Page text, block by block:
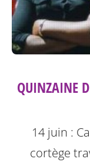
QUINZAINE
14 juin :
cortège